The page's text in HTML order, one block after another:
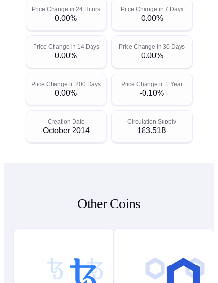
Price Change in 24 Hours
0.00%
Price Change in 7 Days
0.00%
Price Change in 14 Days
0.00%
Price Change in 30 Days
0.00%
Price Change in 200 Days
0.00%
Price Change in 1 Year
-0.10%
Creation Date
October 2014
Circulation Supply
183.51B
Other Coins